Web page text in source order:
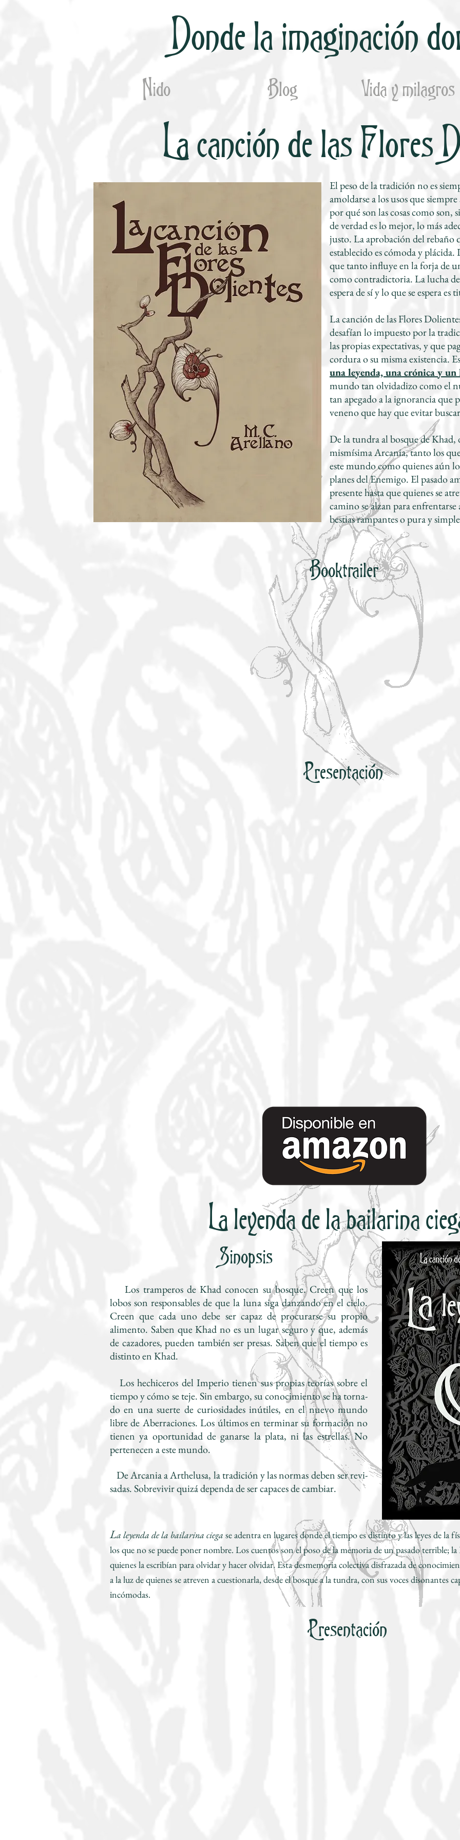
Nido Blog Vida y milagros
Donde la imaginación
La canción de las Flores
El peso de la tradición no es
amoldarse a los usos que
por qué son las cosas como son,
de verdad es lo mejor, lo más
justo. La aprobación del rebaño
establecido es cómoda y
que tanto influye en la forja de
como contradictoria. La lucha
espera de sí y lo que se espera es
La canción de las Flores
desafían lo impuesto por la
las propias expectativas, y que
cordura o su misma existencia.
una leyenda, una crónica y
mundo tan olvidadizo como el
tan apegado a la ignorancia que
veneno que hay que evitar
De la tundra al bosque de Khad,
mismísima Arcania, tanto los
este mundo como quienes aún
planes del Enemigo. El pasado
presente hasta que quienes se
camino se alzan para enfrentarse
bestias rampantes o pura y
Booktrailer
Presentación
La leyenda de la bailarina
Sinopsis
Los tramperos de Khad conocen su bosque. Creen que los
lobos son responsables de que la luna siga danzando en el cielo.
Creen que cada uno debe ser capaz de procurarse su propio
alimento. Saben que Khad no es un lugar seguro y que, además
de cazadores, pueden también ser presas. Saben que el tiempo es
distinto en Khad.
Los hechiceros del Imperio tienen sus propias teorías sobre el
tiempo y cómo se teje. Sin embargo, su conocimiento se ha torna-
do en una suerte de curiosidades inútiles, en el nuevo mundo
libre de Aberraciones. Los últimos en terminar su formación no
tienen ya oportunidad de ganarse la plata, ni las estrellas. No
pertenecen a este mundo.
De Arcania a Arthelusa, la tradición y las normas deben ser revi-
sadas. Sobrevivir quizá dependa de ser capaces de cambiar.
La leyenda de la bailarina ciega se adentra en lugares donde el tiempo es distinto y las leyes de la
los que no se puede poner nombre. Los cuentos son el poso de la memoria de un pasado terrible;
quienes la escribían para olvidar y hacer olvidar. Esta desmemoria colectiva disfrazada de
a la luz de quienes se atreven a cuestionarla, desde el bosque a la tundra, con sus voces disonantes
incómodas.
Presentación